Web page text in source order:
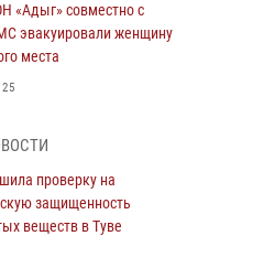
«Адыг» совместно с
эвакуировали женщину
места
Тувы
2
охраны
«Каникулы с
проверку на
защищенность
веществ в Туве